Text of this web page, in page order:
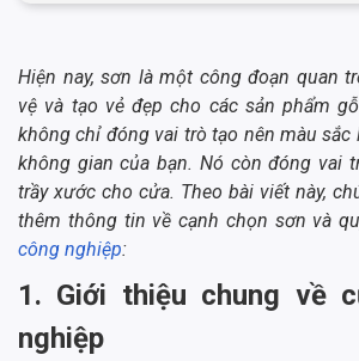
Hiện nay, sơn là một công đoạn quan
vệ và tạo vẻ đẹp cho các sản phẩm
không chỉ đóng vai trò tạo nên màu sắc
không gian của bạn. Nó còn đóng vai
trầy xước cho cửa. Theo bài viết này,
thêm thông tin về cạnh chọn sơn và
công nghiệp:
1. Giới thiệu chung về
nghiệp